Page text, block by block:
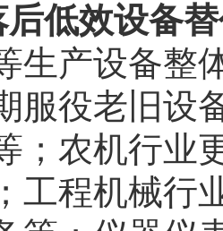
后低效设备
生产设备整
服役老旧设
；农机行业
工程机械行